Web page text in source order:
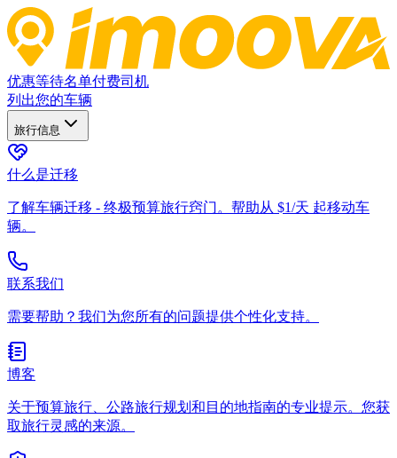
优惠等待名单付费司机
列出您的车辆
旅行信息
什么是迁移
了解车辆迁移 - 终极预算旅行窍门。帮助从 $1/天 起移动车
辆。
联系我们
需要帮助？我们为您所有的问题提供个性化支持。
博客
关于预算旅行、公路旅行规划和目的地指南的专业提示。您获
取旅行灵感的来源。